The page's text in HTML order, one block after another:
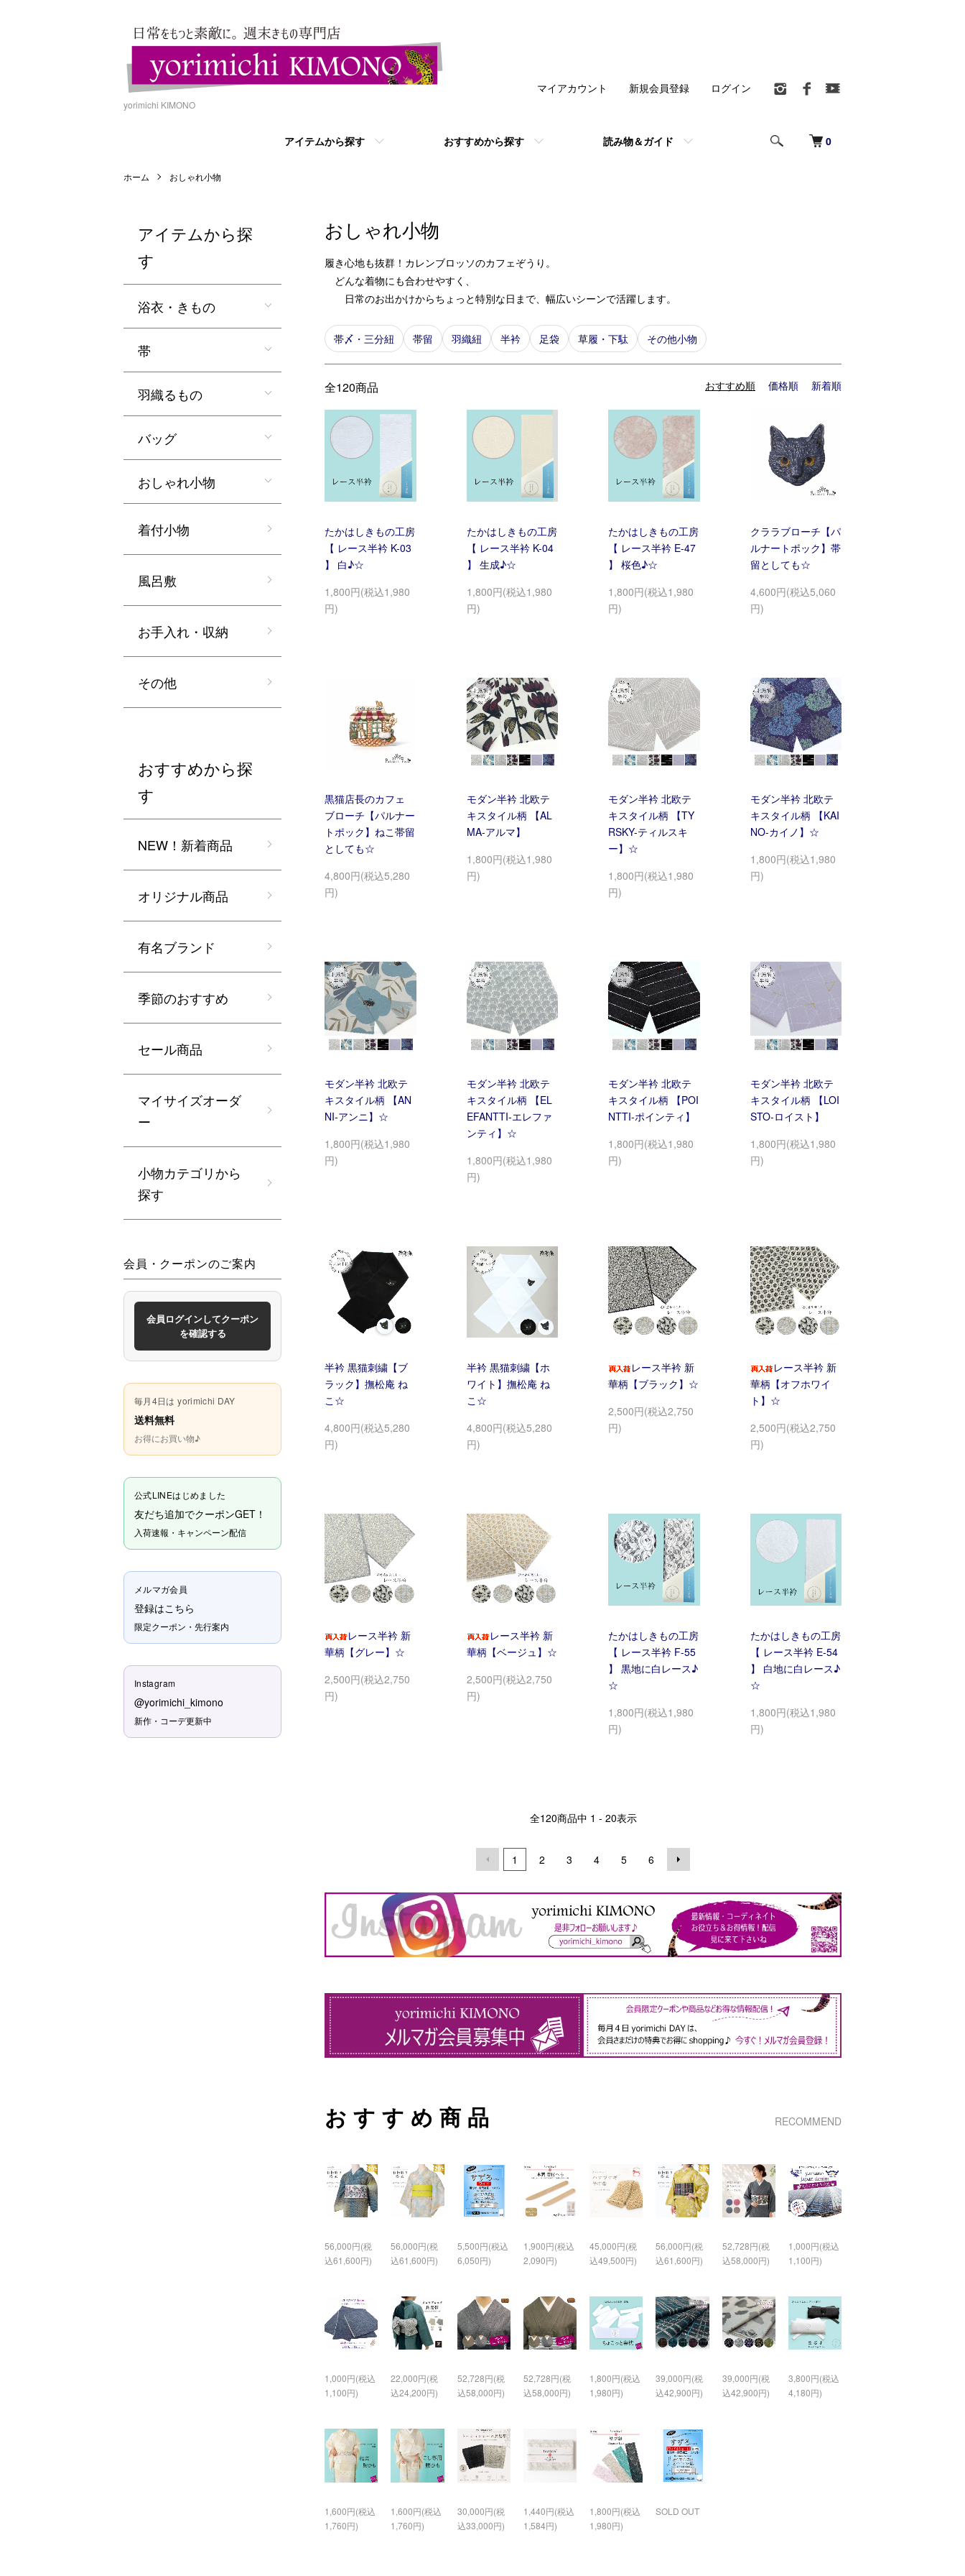
yorimichi KIMONO
アイテムから探す おすすめから探す 読み物＆ガイド
マイアカウント 新規会員登録 ログイン
0
ホーム おしゃれ小物
おしゃれ小物
履き心地も抜群！カレンブロッソのカフェぞうり。
どんな着物にも合わせやすく、
日常のお出かけからちょっと特別な日まで、幅広いシーンで活躍します。
カテゴリー一覧
帯〆・三分紐 帯留 羽織紐 半衿 足袋 草履・下駄 その他小物
全120商品 おすすめ順 価格順 新着順
たかはしきもの工房
【 レース半衿 K-03
】 白♪☆
1,800円(税込1,980
円)
たかはしきもの工房
【 レース半衿 K-04
】 生成♪☆
1,800円(税込1,980
円)
たかはしきもの工房
【 レース半衿 E-47
】 桜色♪☆
1,800円(税込1,980
円)
クララブローチ【パ
ルナートポック】帯
留としても☆
4,600円(税込5,060
円)
黒猫店長のカフェ
ブローチ【パルナー
トポック】ねこ帯留
としても☆
4,800円(税込5,280
円)
モダン半衿 北欧テ
キスタイル柄 【AL
MA-アルマ】
1,800円(税込1,980
円)
モダン半衿 北欧テ
キスタイル柄 【TY
RSKY-ティルスキ
ー】☆
1,800円(税込1,980
円)
モダン半衿 北欧テ
キスタイル柄 【KAI
NO-カイノ】☆
1,800円(税込1,980
円)
モダン半衿 北欧テ
キスタイル柄 【AN
NI-アンニ】☆
1,800円(税込1,980
円)
モダン半衿 北欧テ
キスタイル柄 【EL
EFANTTI-エレファ
ンティ】☆
1,800円(税込1,980
円)
モダン半衿 北欧テ
キスタイル柄 【POI
NTTI-ポインティ】
1,800円(税込1,980
円)
モダン半衿 北欧テ
キスタイル柄 【LOI
STO-ロイスト】
1,800円(税込1,980
円)
半衿 黒猫刺繍【ブ
ラック】撫松庵 ね
こ☆
4,800円(税込5,280
円)
半衿 黒猫刺繍【ホ
ワイト】撫松庵 ね
こ☆
4,800円(税込5,280
円)
レース半衿 新
華柄【ブラック】☆
2,500円(税込2,750
円)
レース半衿 新
華柄【オフホワイ
ト】☆
2,500円(税込2,750
円)
レース半衿 新
華柄【グレー】☆
2,500円(税込2,750
円)
レース半衿 新
華柄【ベージュ】☆
2,500円(税込2,750
円)
たかはしきもの工房
【 レース半衿 F-55
】 黒地に白レース♪
☆
1,800円(税込1,980
円)
たかはしきもの工房
【 レース半衿 E-54
】 白地に白レース♪
☆
1,800円(税込1,980
円)
全120商品中 1 - 20表示
1 2 3 4 5 6
おすすめ商品 RECOMMEND
56,000円(税
込61,600円)
56,000円(税
込61,600円)
5,500円(税込
6,050円)
1,900円(税込
2,090円)
45,000円(税
込49,500円)
56,000円(税
込61,600円)
52,728円(税
込58,000円)
1,000円(税込
1,100円)
1,000円(税込
1,100円)
22,000円(税
込24,200円)
52,728円(税
込58,000円)
52,728円(税
込58,000円)
1,800円(税込
1,980円)
39,000円(税
込42,900円)
39,000円(税
込42,900円)
3,800円(税込
4,180円)
1,600円(税込
1,760円)
1,600円(税込
1,760円)
30,000円(税
込33,000円)
1,440円(税込
1,584円)
1,800円(税込
1,980円)
SOLD OUT
アイテムから探
す
浴衣・きもの
帯
羽織るもの
バッグ
おしゃれ小物
着付小物
風呂敷
お手入れ・収納
その他
おすすめから探
す
NEW！新着商品
オリジナル商品
有名ブランド
季節のおすすめ
セール商品
マイサイズオーダ
ー
小物カテゴリから
探す
会員・クーポンのご案内
会員ログインしてクーポン
を確認する
毎月4日は yorimichi DAY
送料無料
お得にお買い物♪
公式LINEはじめました
友だち追加でクーポンGET！
入荷速報・キャンペーン配信
メルマガ会員
登録はこちら
限定クーポン・先行案内
Instagram
@yorimichi_kimono
新作・コーデ更新中